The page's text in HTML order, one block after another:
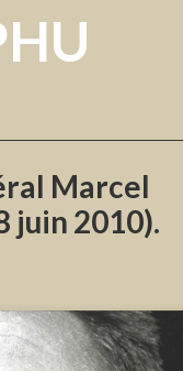
Marcel
juin 2010).